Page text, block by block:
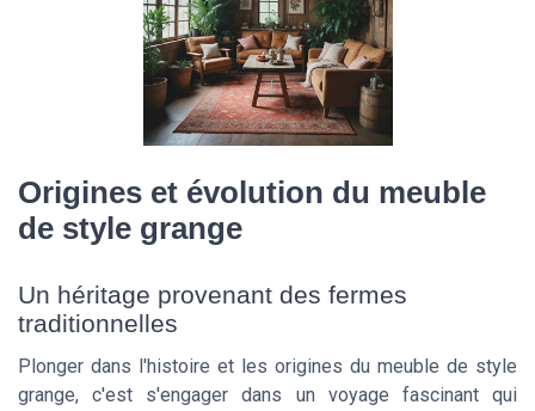
Origines et évolution du meuble
de style grange
Un héritage provenant des fermes
traditionnelles
Plonger dans l'histoire et les origines du meuble de style
grange, c'est s'engager dans un voyage fascinant qui